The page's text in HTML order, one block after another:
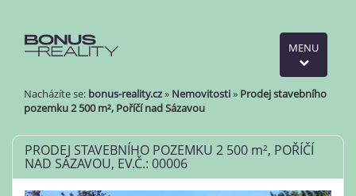
MENU
Nacházíte se: bonus-reality.cz» Nemovitosti» Prodej stavebního
pozemku 2 500 m², Poříčí nad Sázavou
PRODEJ STAVEBNÍHO POZEMKU 2 500 m², POŘÍČÍ
NAD SÁZAVOU, EV.Č.: 00006